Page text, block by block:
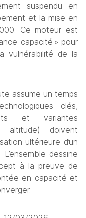
suspendu en
et la mise en
Ce moteur est
capacité » pour
vulnérabilité de la
assume un temps
clés,
et variantes
altitude) doivent
ultérieure d’un
dessine
à la preuve de
en capacité et